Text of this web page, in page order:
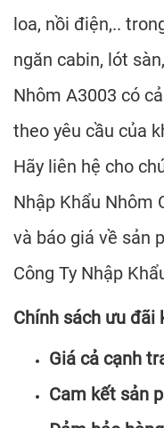
loa, nồi điện,..
ngăn cabin, lót
Nhôm A3003 có
theo yêu cầu của
Hãy liên hệ cho
Nhập Khẩu Nhôm
và báo giá về sản
Công Ty Nhập
Chính sách ưu đãi
Giá cả cạnh
Cam kết sản